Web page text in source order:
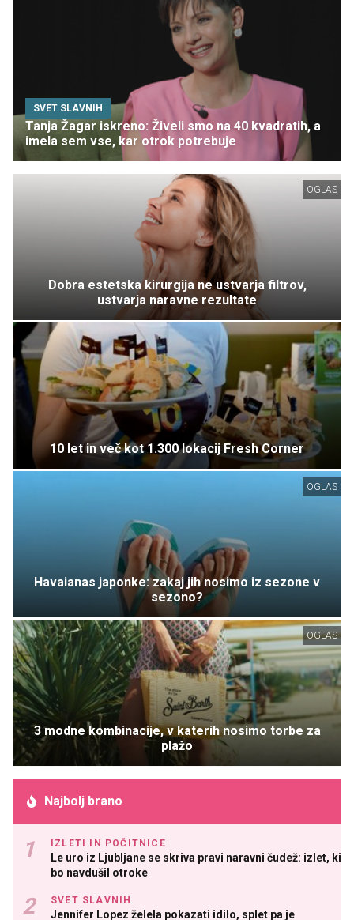
SVET SLAVNIH
Tanja Žagar iskreno: Živeli smo na 40 kvadratih, a
imela sem vse, kar otrok potrebuje
OGLAS
Dobra estetska kirurgija ne ustvarja filtrov,
ustvarja naravne rezultate
10 let in več kot 1.300 lokacij Fresh Corner
OGLAS
Havaianas japonke: zakaj jih nosimo iz sezone v
sezono?
OGLAS
3 modne kombinacije, v katerih nosimo torbe za
plažo
Najbolj brano
IZLETI IN POČITNICE
Le uro iz Ljubljane se skriva pravi naravni čudež: izlet, ki
bo navdušil otroke
SVET SLAVNIH
Jennifer Lopez želela pokazati idilo, splet pa je